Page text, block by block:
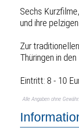
Sechs
und ihre
Zur
Thüringen in
Eintritt: 8 - 10
Alle Angaben ohne